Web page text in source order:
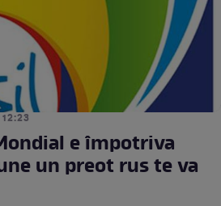
e împotriva
un preot rus te va